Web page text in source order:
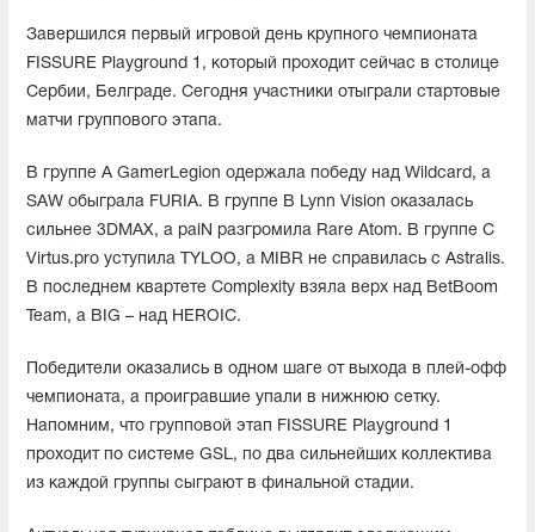
Завершился первый игровой день крупного чемпионата
FISSURE Playground 1, который проходит сейчас в столице
Сербии, Белграде. Сегодня участники отыграли стартовые
матчи группового этапа.
В группе A GamerLegion одержала победу над Wildcard, а
SAW обыграла FURIA. В группе B Lynn Vision оказалась
сильнее 3DMAX, а paiN разгромила Rare Atom. В группе C
Virtus.pro уступила TYLOO, а MIBR не справилась с Astralis.
В последнем квартете Complexity взяла верх над BetBoom
Team, а BIG – над HEROIC.
Победители оказались в одном шаге от выхода в плей-офф
чемпионата, а проигравшие упали в нижнюю сетку.
Напомним, что групповой этап FISSURE Playground 1
проходит по системе GSL, по два сильнейших коллектива
из каждой группы сыграют в финальной стадии.